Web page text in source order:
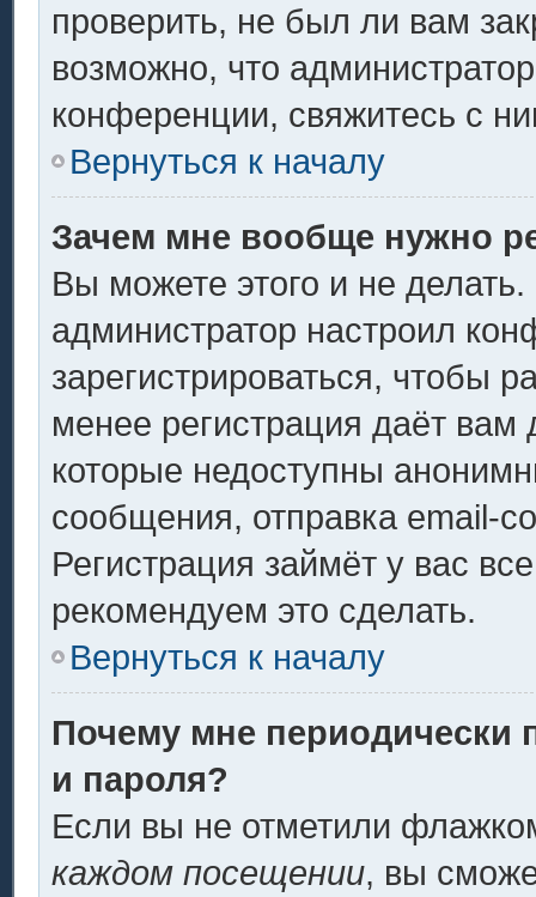
проверить, не был ли вам
возможно, что
конференции, свяжитесь с
Вернуться к началу
Зачем мне вообще нужно
Вы можете этого и не делать.
администратор настроил
зарегистрироваться, чтобы
менее регистрация даёт
которые недоступны
сообщения, отправка email-
Регистрация займёт у вас
рекомендуем это сделать.
Вернуться к началу
Почему мне периодически
и пароля?
Если вы не отметили
каждом посещении, вы